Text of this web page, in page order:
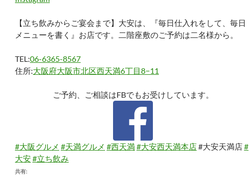
【立ち飲みからご宴会まで】大安は、『毎日仕入れをして、毎日
メニューを書く』お店です。二階座敷のご予約は二名様から。
TEL:06-6365-8567
住所:大阪府大阪市北区西天満6丁目8−11
ご予約、ご相談はFBでもお受けしています。
#大阪グルメ #天満グルメ #西天満#大安西天満本店#大安天満店#
大安#立ち飲み
共有: